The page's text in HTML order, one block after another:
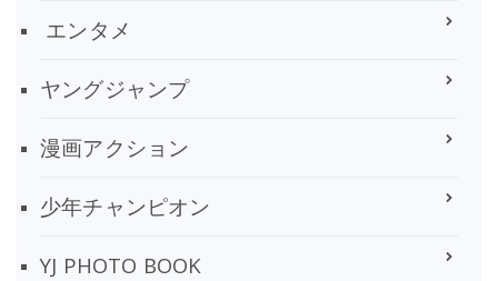
エンタメ
ヤングジャンプ
漫画アクション
少年チャンピオン
YJ PHOTO BOOK